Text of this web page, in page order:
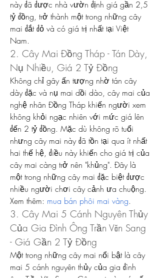
này đã được nhà vườn định giá gần 2,5
tỷ đồng, trở thành một trong những cây
mai đắt đỏ và có giá trị nhất tại Việt
Nam.
2. Cây Mai Đồng Tháp - Tán Dày,
Nụ Nhiều, Giá 2 Tỷ Đồng
Không chỉ gây ấn tượng nhờ tán cây
dày đặc và nụ mai dồi dào, cây mai của
nghệ nhân Đồng Tháp khiến người xem
không khỏi ngạc nhiên với mức giá lên
đến 2 tỷ đồng. Mặc dù không rõ tuổi
nhưng cây mai này đã tồn tại qua ít nhất
hai thế hệ, điều này khiến cho giá trị của
cây mai càng trở nên "khủng". Đây là
một trong những cây mai đặc biệt được
nhiều người chơi cây cảnh ưa chuộng.
Xem thêm: mua bán phôi mai vàng.
3. Cây Mai 5 Cánh Nguyên Thủy
Của Gia Đình Ông Trần Văn Sang
- Giá Gần 2 Tỷ Đồng
Một trong những cây mai nổi bật là cây
mai 5 cánh nguyên thủy của gia đình